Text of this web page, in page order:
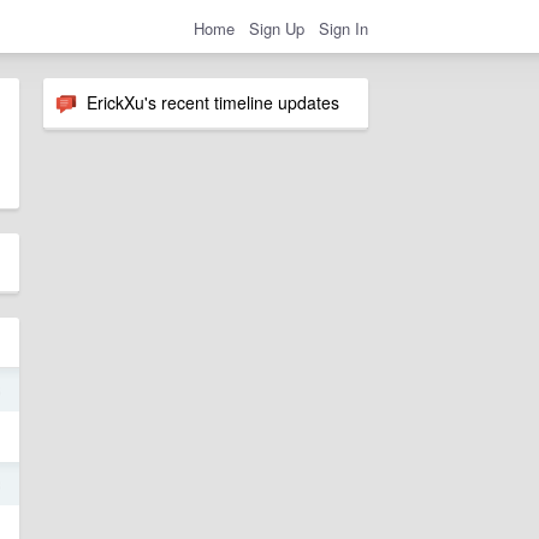
Home Sign Up Sign In
ErickXu's recent timeline updates